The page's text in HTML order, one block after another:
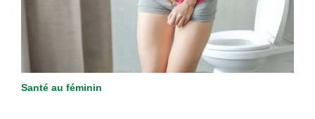
Santé au féminin